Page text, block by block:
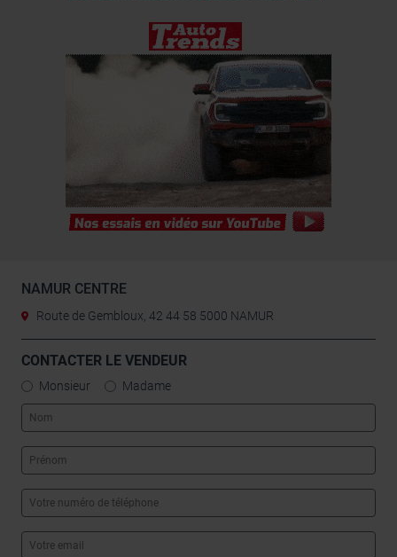
NAMUR CENTRE
Route de Gembloux, 42 44 58 5000 NAMUR
CONTACTER LE VENDEUR
Monsieur Madame